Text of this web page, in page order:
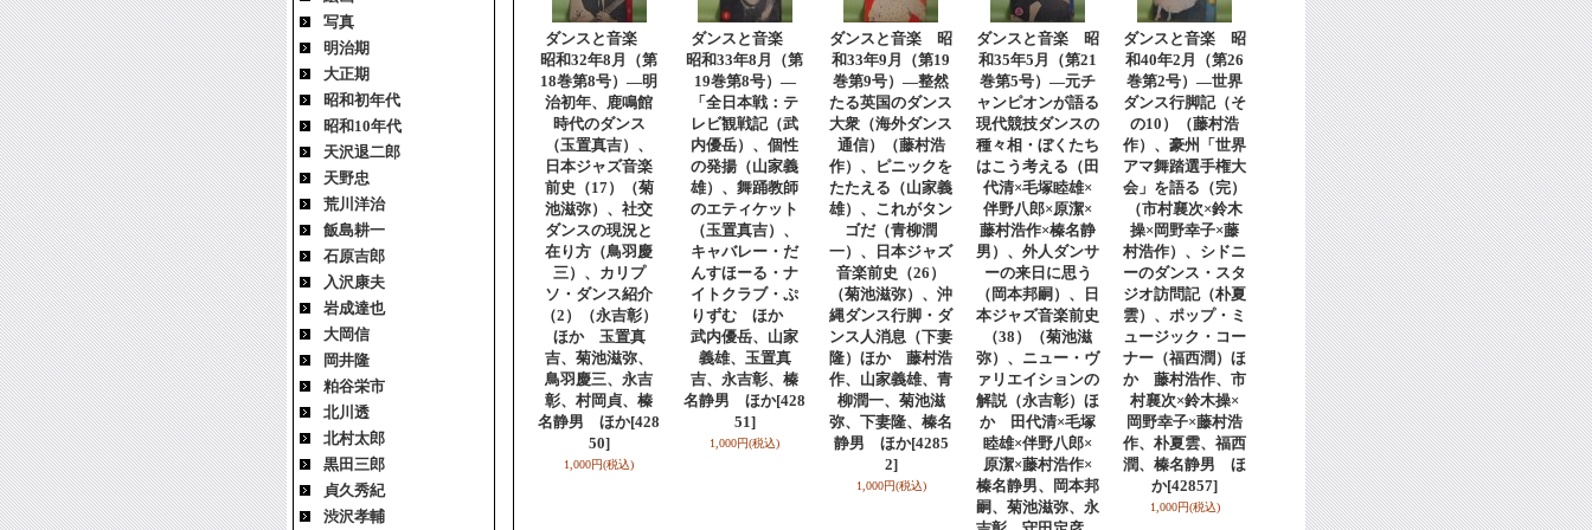
写真
明治期
大正期
昭和初年代
昭和10年代
天沢退二郎
天野忠
荒川洋治
飯島耕一
石原吉郎
入沢康夫
岩成達也
大岡信
岡井隆
粕谷栄市
北川透
北村太郎
黒田三郎
貞久秀紀
渋沢孝輔
ダンスと音楽
昭和32年8月（第
18巻第8号）―明
治初年、鹿鳴館
時代のダンス
（玉置真吉）、
日本ジャズ音楽
前史（17）（菊
池滋弥）、社交
ダンスの現況と
在り方（鳥羽慶
三）、カリプ
ソ・ダンス紹介
（2）（永吉彰）
ほか 玉置真
吉、菊池滋弥、
鳥羽慶三、永吉
彰、村岡貞、榛
名静男 ほか[428
50]
1,000円(税込)
ダンスと音楽
昭和33年8月（第
19巻第8号）―
「全日本戦：テ
レビ観戦記（武
内優岳）、個性
の発揚（山家義
雄）、舞踊教師
のエティケット
（玉置真吉）、
キャバレー・だ
んすほーる・ナ
イトクラブ・ぷ
りずむ ほか
武内優岳、山家
義雄、玉置真
吉、永吉彰、榛
名静男 ほか[428
51]
1,000円(税込)
ダンスと音楽 昭
和33年9月（第19
巻第9号）―整然
たる英国のダンス
大衆（海外ダンス
通信）（藤村浩
作）、ピニックを
たたえる（山家義
雄）、これがタン
ゴだ（青柳潤
一）、日本ジャズ
音楽前史（26）
（菊池滋弥）、沖
縄ダンス行脚・ダ
ンス人消息（下妻
隆）ほか 藤村浩
作、山家義雄、青
柳潤一、菊池滋
弥、下妻隆、榛名
静男 ほか[4285
2]
1,000円(税込)
ダンスと音楽 昭
和35年5月（第21
巻第5号）―元チ
ャンピオンが語る
現代競技ダンスの
種々相・ぼくたち
はこう考える（田
代清×毛塚睦雄×
伴野八郎×原潔×
藤村浩作×榛名静
男）、外人ダンサ
ーの来日に思う
（岡本邦嗣）、日
本ジャズ音楽前史
（38）（菊池滋
弥）、ニュー・ヴ
ァリエイションの
解説（永吉彰）ほ
か 田代清×毛塚
睦雄×伴野八郎×
原潔×藤村浩作×
榛名静男、岡本邦
嗣、菊池滋弥、永
ダンスと音楽 昭
和40年2月（第26
巻第2号）―世界
ダンス行脚記（そ
の10）（藤村浩
作）、豪州「世界
アマ舞踏選手権大
会」を語る（完）
（市村襄次×鈴木
操×岡野幸子×藤
村浩作）、シドニ
ーのダンス・スタ
ジオ訪問記（朴夏
雲）、ポップ・ミ
ュージック・コー
ナー（福西潤）ほ
か 藤村浩作、市
村襄次×鈴木操×
岡野幸子×藤村浩
作、朴夏雲、福西
潤、榛名静男 ほ
か[42857]
1,000円(税込)